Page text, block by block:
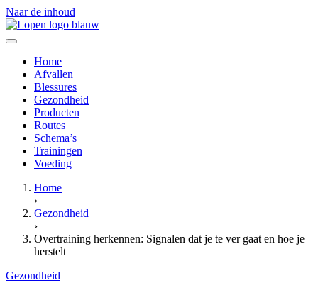
Naar de inhoud
Home
Afvallen
Blessures
Gezondheid
Producten
Routes
Schema’s
Trainingen
Voeding
Home
›
Gezondheid
›
Overtraining herkennen: Signalen dat je te ver gaat en hoe je
herstelt
Gezondheid